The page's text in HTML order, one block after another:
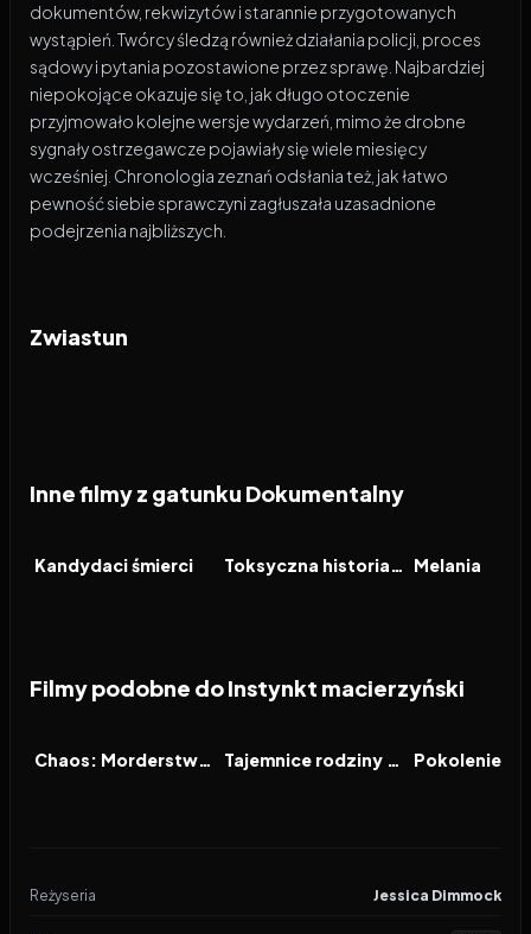
dokumentów, rekwizytów i starannie przygotowanych
wystąpień. Twórcy śledzą również działania policji, proces
sądowy i pytania pozostawione przez sprawę. Najbardziej
niepokojące okazuje się to, jak długo otoczenie
przyjmowało kolejne wersje wydarzeń, mimo że drobne
sygnały ostrzegawcze pojawiały się wiele miesięcy
wcześniej. Chronologia zeznań odsłania też, jak łatwo
pewność siebie sprawczyni zagłuszała uzasadnione
podejrzenia najbliższych.
Zwiastun
Inne filmy z gatunku Dokumentalny
FILM
Kandydaci śmierci FILM Toksyczna historia miłosna FILM
Melania
Filmy podobne do Instynkt macierzyński
FILM Chaos: Morderstwa Charlesa Mansona FILM Tajemnice rodziny Carmanów FILM
Pokolenie
Reżyseria Jessica Dimmock